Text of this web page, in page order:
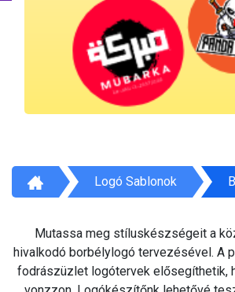
Logó Sablonok
Mutassa meg stíluskészségeit a
hivalkodó borbélylogó tervezésével. A
fodrászüzlet logótervek elősegíthetik,